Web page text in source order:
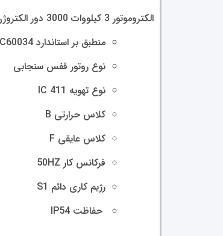
الکتروموتور 3 کیلووات 3000 دور الکتروژن در بسیاری از مصارف صنعتی استفاده میشود.
منطبق بر استاندارد IEC60034
نوع روتور قفس سنجابی
نوع تهویه IC 411
کلاس حرارتی B
کلاس عایقی F
فرکانس کار 50HZ
رژیم کاری دائم S1
حفاظت IP54